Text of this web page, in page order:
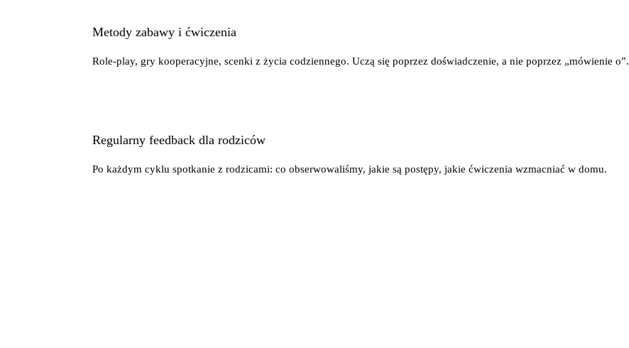
Metody zabawy i ćwiczenia
Role-play, gry kooperacyjne, scenki z życia codziennego. Uczą się poprzez doświadczenie, a nie poprzez „mówienie o”.
Regularny feedback dla rodziców
Po każdym cyklu spotkanie z rodzicami: co obserwowaliśmy, jakie są postępy, jakie ćwiczenia wzmacniać w domu.